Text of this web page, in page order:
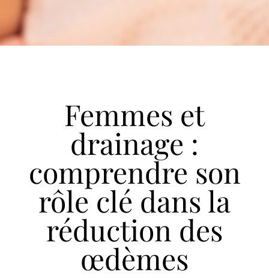
Femmes et
drainage :
comprendre son
rôle clé dans la
réduction des
œdèmes